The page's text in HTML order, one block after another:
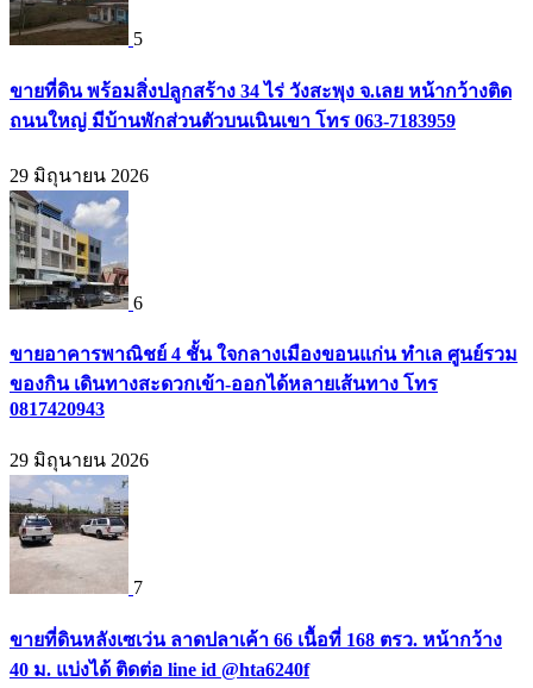
5
ขายที่ดิน พร้อมสิ่งปลูกสร้าง 34 ไร่ วังสะพุง จ.เลย หน้ากว้างติด
ถนนใหญ่ มีบ้านพักส่วนตัวบนเนินเขา โทร 063-7183959
29 มิถุนายน 2026
6
ขายอาคารพาณิชย์ 4 ชั้น ใจกลางเมืองขอนแก่น ทำเล ศูนย์รวม
ของกิน เดินทางสะดวกเข้า-ออกได้หลายเส้นทาง โทร
0817420943
29 มิถุนายน 2026
7
ขายที่ดินหลังเซเว่น ลาดปลาเค้า 66 เนื้อที่ 168 ตรว. หน้ากว้าง
40 ม. แบ่งได้ ติดต่อ line id @hta6240f